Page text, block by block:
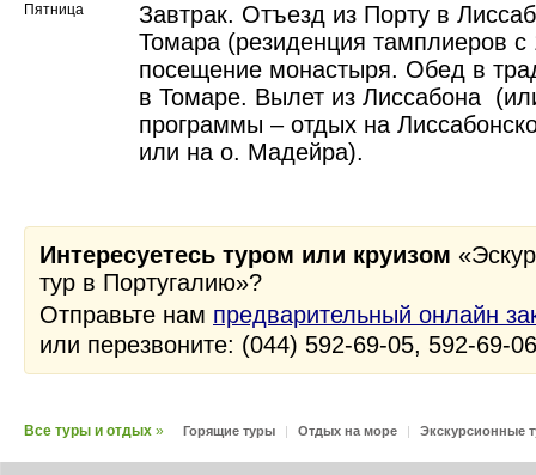
Пятница
Завтрак. Отъезд из Порту в
Томара (резиденция тамплиеров с
посещение монастыря. Обед в
в Томаре. Вылет из Лиссабона
программы – отдых на
или на о. Мадейра).
Интересуетесь туром или круизом
тур в Португалию»?
Отправьте нам предварительный онлайн
или перезвоните: (044) 592-69-05, 592-69-06
Все туры и отдых » Горящие туры | Отдых на море | Экскурсионные